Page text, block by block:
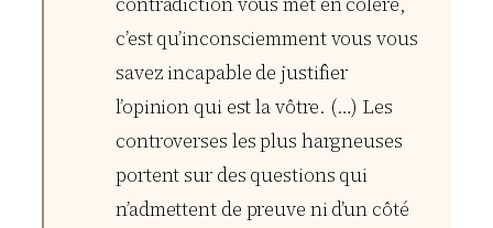
c’est qu’inconsciemment vous vous
savez incapable de justifier
l’opinion qui est la vôtre. (…) Les
controverses les plus hargneuses
portent sur des questions qui
n’admettent de preuve ni d’un côté